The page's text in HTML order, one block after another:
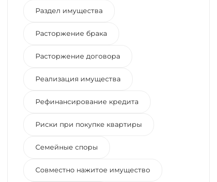
Раздел имущества
Расторжение брака
Расторжение договора
Реализация имущества
Рефинансирование кредита
Риски при покупке квартиры
Семейные споры
Совместно нажитое имущество